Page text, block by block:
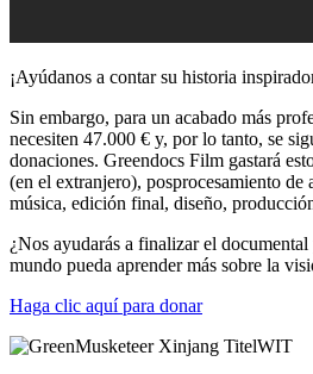
¡Ayúdanos a contar su historia
Sin embargo, para un acabado más
necesiten 47.000 € y, por lo tanto, se
donaciones. Greendocs Film gastará
(en el extranjero), posprocesamiento de
música, edición final, diseño,
¿Nos ayudarás a finalizar el documental
mundo pueda aprender más sobre la
Haga clic aquí para donar